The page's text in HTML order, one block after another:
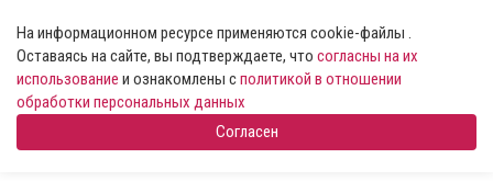
На информационном ресурсе применяются cookie-файлы .
Оставаясь на сайте, вы подтверждаете, что согласны на их
использование и ознакомлены сполитикой в отношении
обработки персональных данных
Согласен